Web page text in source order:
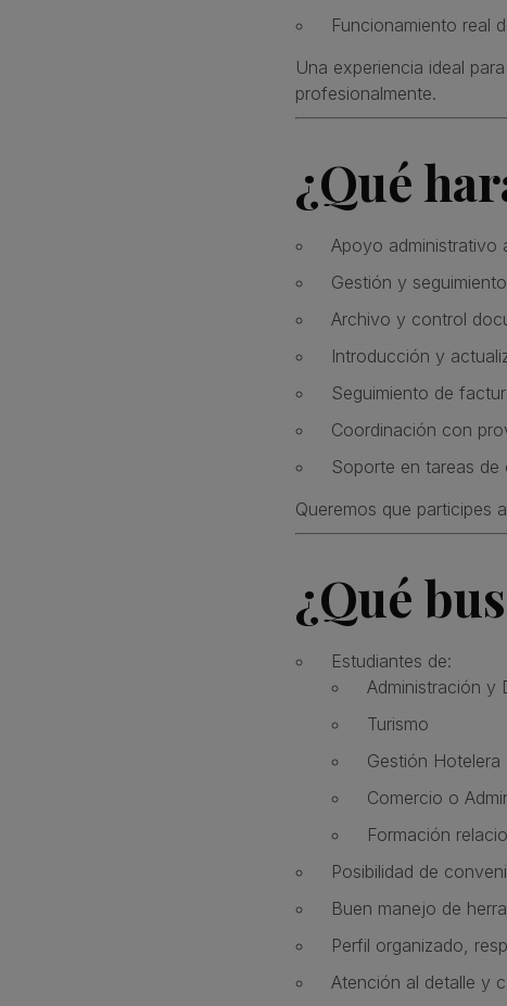
Funcionamiento real
Una experiencia ideal
profesionalmente.
¿Qué
Apoyo administrativo
Gestión y
Archivo y control
Introducción y
Seguimiento de
Coordinación con
Soporte en tareas de
Queremos que participes
¿Qué
Estudiantes de:
Administración y
Turismo
Gestión Hotelera
Comercio o
Formación
Posibilidad de
Buen manejo de
Perfil organizado,
Atención al detalle y